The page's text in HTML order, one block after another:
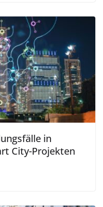
in
City-Projekten